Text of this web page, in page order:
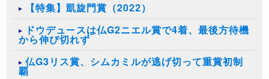
【特集】凱旋門賞（2022）
ドウデュースは仏G2ニエル賞で4着、最後方待機
から伸び切れず
仏G3リス賞、シムカミルが逃げ切って重賞初制
覇